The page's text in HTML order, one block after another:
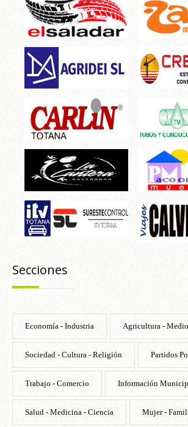
Secciones
Economía - Industria Agricultura -
Sociedad - Cultura - Religión Partidos
Trabajo - Comercio Información
Salud - Medicina - Ciencia Mujer -